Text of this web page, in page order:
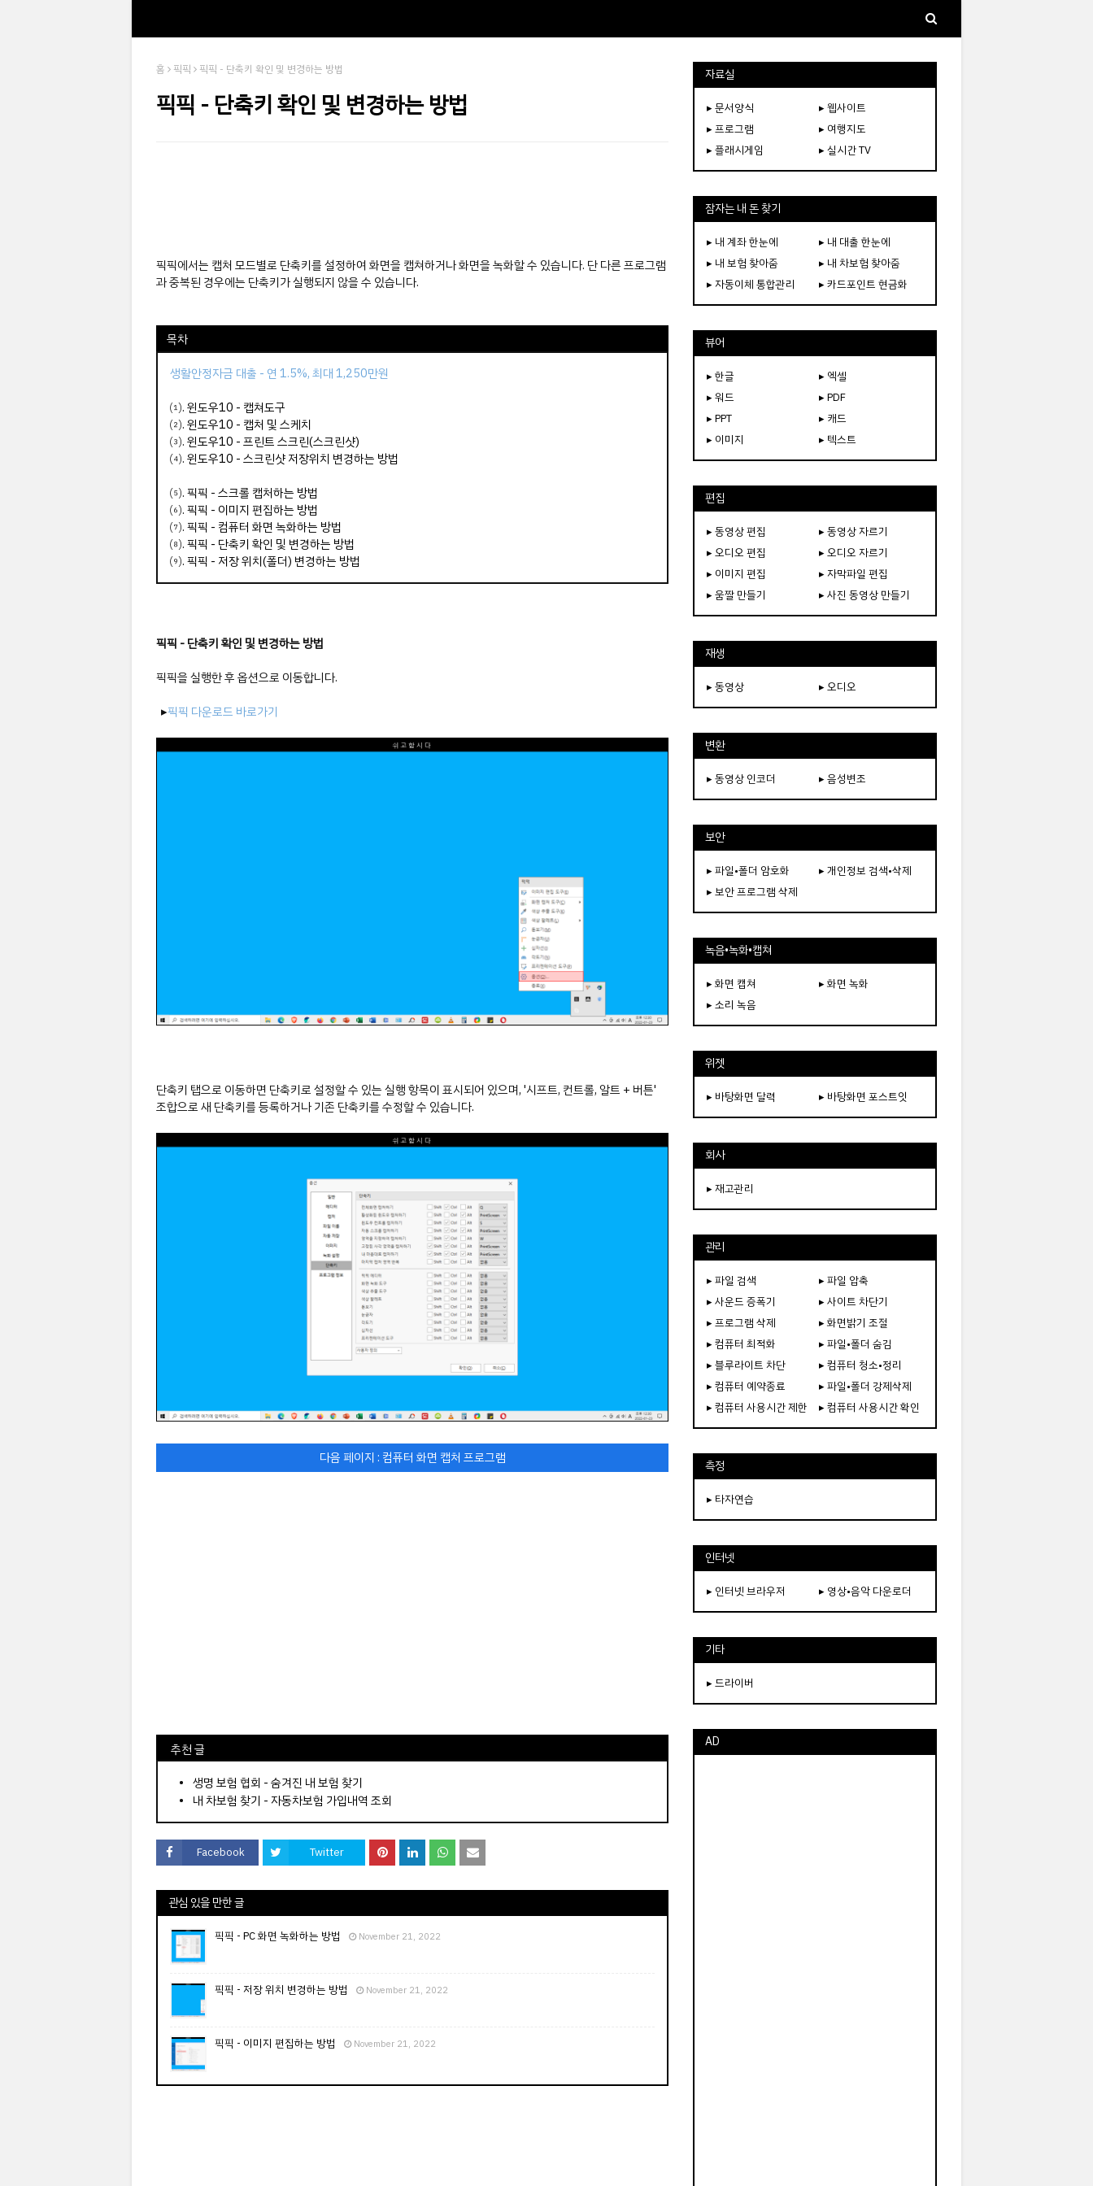
홈 픽픽 픽픽 - 단축키 확인 및 변경하는 방법
픽픽 - 단축키 확인 및 변경하는 방법
픽픽에서는 캡처 모드별로 단축키를 설정하여 화면을 캡쳐하거나 화면을 녹화할 수 있습니다. 단 다른 프로그램
과 중복된 경우에는 단축키가 실행되지 않을 수 있습니다.
목차
생활안정자금 대출 - 연 1.5%, 최대 1,250만원
⑴.윈도우10 - 캡쳐도구
⑵.윈도우10 - 캡처 및 스케치
⑶.윈도우10 - 프린트 스크린(스크린샷)
⑷.윈도우10 - 스크린샷 저장위치 변경하는 방법
⑸.픽픽 - 스크롤 캡처하는 방법
⑹.픽픽 - 이미지 편집하는 방법
⑺.픽픽 - 컴퓨터 화면 녹화하는 방법
⑻.픽픽 - 단축키 확인 및 변경하는 방법
⑼.픽픽 - 저장 위치(폴더) 변경하는 방법
픽픽 - 단축키 확인 및 변경하는 방법
픽픽을 실행한 후 옵션으로 이동합니다.
▸픽픽 다운로드 바로가기
단축키 탭으로 이동하면 단축키로 설정할 수 있는 실행 항목이 표시되어 있으며, '시프트, 컨트롤, 알트 + 버튼'
조합으로 새 단축키를 등록하거나 기존 단축키를 수정할 수 있습니다.
다음 페이지 : 컴퓨터 화면 캡처 프로그램
⠀추천 글
⠀­­­­­­­­؜؜؜؜­­­­­­­­؜؜؜؜• 생명 보험 협회 - 숨겨진 내 보험 찾기
내 차보험 찾기 - 자동차보험 가입내역 조회
Facebook Twitter
관심 있을 만한 글
픽픽 - PC 화면 녹화하는 방법 November 21, 2022
픽픽 - 저장 위치 변경하는 방법 November 21, 2022
픽픽 - 이미지 편집하는 방법 November 21, 2022
자료실
▸ 문서양식
▸ 웹사이트
▸ 프로그램
▸ 여행지도
▸ 플래시게임
▸ 실시간 TV
잠자는 내 돈 찾기
▸ 내 계좌 한눈에
▸ 내 대출 한눈에
▸ 내 보험 찾아줌
▸ 내 차보험 찾아줌
▸ 자동이체 통합관리
▸ 카드포인트 현금화
뷰어
▸ 한글
▸ 엑셀
▸ 워드
▸ PDF
▸ PPT
▸ 캐드
▸ 이미지
▸ 텍스트
편집
▸ 동영상 편집
▸ 동영상 자르기
▸ 오디오 편집
▸ 오디오 자르기
▸ 이미지 편집
▸ 자막파일 편집
▸ 움짤 만들기
▸ 사진 동영상 만들기
재생
▸ 동영상 ▸ 오디오
변환
▸ 동영상 인코더 ▸ 음성변조
보안
▸ 파일•폴더 암호화
▸ 개인정보 검색•삭제
▸ 보안 프로그램 삭제
녹음•녹화•캡쳐
▸ 화면 캡쳐
▸ 화면 녹화
▸ 소리 녹음
위젯
▸ 바탕화면 달력 ▸ 바탕화면 포스트잇
회사
▸ 재고관리
관리
▸ 파일 검색
▸ 파일 압축
▸ 사운드 증폭기
▸ 사이트 차단기
▸ 프로그램 삭제
▸ 화면밝기 조절
▸ 컴퓨터 최적화
▸ 파일•폴더 숨김
▸ 블루라이트 차단
▸ 컴퓨터 청소•정리
▸ 컴퓨터 예약종료
▸ 파일•폴더 강제삭제
▸ 컴퓨터 사용시간 제한
▸ 컴퓨터 사용시간 확인
측정
▸ 타자연습
인터넷
▸ 인터넷 브라우저 ▸ 영상•음악 다운로더
기타
▸ 드라이버
AD